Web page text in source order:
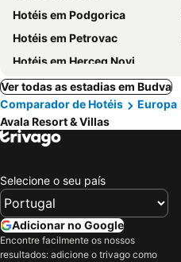
Hotéis em Podgorica
Hotéis em Petrovac
Hotéis em Herceg Novi
Ver todas as estadias em Budva
Comparador de Hotéis
Europa
Avala Resort & Villas
Selecione o seu país
Adicionar no Google
Encontre facilmente os nossos
resultados: adicione o trivago como